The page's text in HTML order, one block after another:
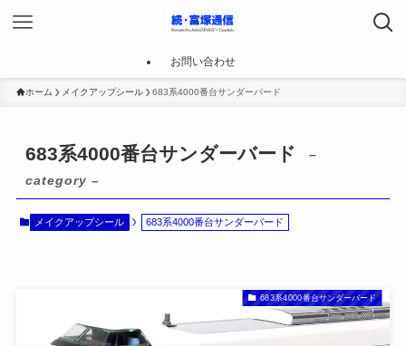
お問い合わせ
ホーム メイクアップシール 683系4000番台サンダーバード
683系4000番台サンダーバード
–
category –
メイクアップシール 683系4000番台サンダーバード
683系4000番台サンダーバード